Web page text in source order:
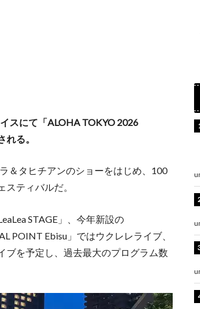
スにて「ALOHA TOKYO 2026
る。
＆タヒチアンのショーをはじめ、100
ティバルだ。
STAGE」、今年新設の
POINT Ebisu」ではウクレレライブ、
ブを予定し、過去最大のプログラム数